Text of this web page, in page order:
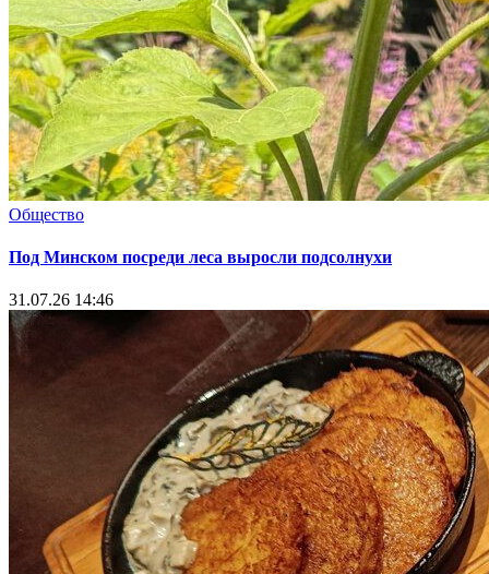
Общество
Под Минском посреди леса выросли подсолнухи
31.07.26 14:46